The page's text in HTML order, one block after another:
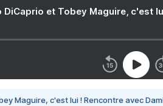
DiCaprio et Tobey Maguire, c'est
Maguire, c'est lui ! Rencontre avec